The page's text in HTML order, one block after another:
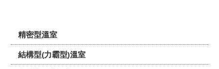
精密型溫室
結構型(力霸型)溫室